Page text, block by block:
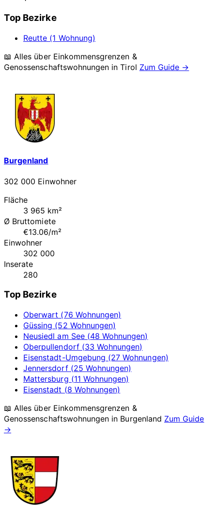
Top Bezirke
Reutte (1 Wohnung)
📖 Alles über Einkommensgrenzen &
Genossenschaftswohnungen inTirol Zum Guide →
Burgenland
302 000 Einwohner
Fläche
3 965 km²
Ø Bruttomiete
€13.06/m²
Einwohner
302 000
Inserate
280
Top Bezirke
Oberwart (76 Wohnungen)
Güssing (52 Wohnungen)
Neusiedl am See (48 Wohnungen)
Oberpullendorf (33 Wohnungen)
Eisenstadt-Umgebung (27 Wohnungen)
Jennersdorf (25 Wohnungen)
Mattersburg (11 Wohnungen)
Eisenstadt (8 Wohnungen)
📖 Alles über Einkommensgrenzen &
Genossenschaftswohnungen in Burgenland Zum Guide
→